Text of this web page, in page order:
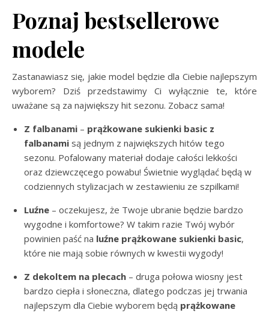
Poznaj bestsellerowe
modele
Zastanawiasz się, jakie model będzie dla Ciebie najlepszym
wyborem? Dziś przedstawimy Ci wyłącznie te, które
uważane są za największy hit sezonu. Zobacz sama!
Z falbanami – prążkowane sukienki basic z
falbanami są jednym z największych hitów tego
sezonu. Pofalowany materiał dodaje całości lekkości
oraz dziewczęcego powabu! Świetnie wyglądać będą w
codziennych stylizacjach w zestawieniu ze szpilkami!
Luźne – oczekujesz, że Twoje ubranie będzie bardzo
wygodne i komfortowe? W takim razie Twój wybór
powinien paść na luźne prążkowane sukienki basic,
które nie mają sobie równych w kwestii wygody!
Z dekoltem na plecach – druga połowa wiosny jest
bardzo ciepła i słoneczna, dlatego podczas jej trwania
najlepszym dla Ciebie wyborem będą prążkowane